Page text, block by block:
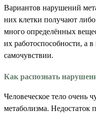
Вариантов нарушений
них клетки получают
много определённых
их работоспособности, а
самочувствии.
Как распознать
Человеческое тело очень
метаболизма. Недостаток